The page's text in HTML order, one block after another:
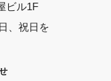
ビル1F
、祝日を